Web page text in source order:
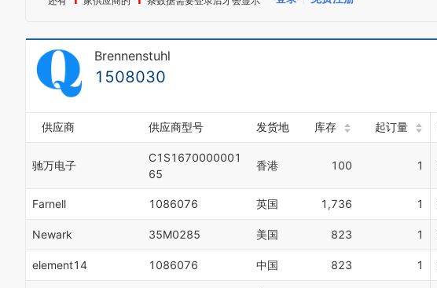
Brennenstuhl
1508030
供应商 供应商型号 发货地 库存 起订量
驰万电子
C1S1670000001
65
香港 100 1
Farnell 1086076 英国 1,736 1
Newark 35M0285 美国 823 1
element14 1086076 中国 823 1